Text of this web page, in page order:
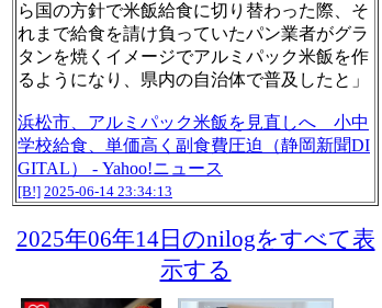
ら国の方針で米飯給食に切り替わった際、そ
れまで給食を請け負っていたパン業者がグラ
タンを焼くイメージでアルミパック米飯を作
るようになり、県内の自治体で普及したと」
浜松市、アルミパック米飯を見直しへ 小中
学校給食、単価高く副食費圧迫（静岡新聞DI
GITAL） - Yahoo!ニュース
[B!] 2025-06-14 23:34:13
2025年06年14日のnilogをすべて表
示する